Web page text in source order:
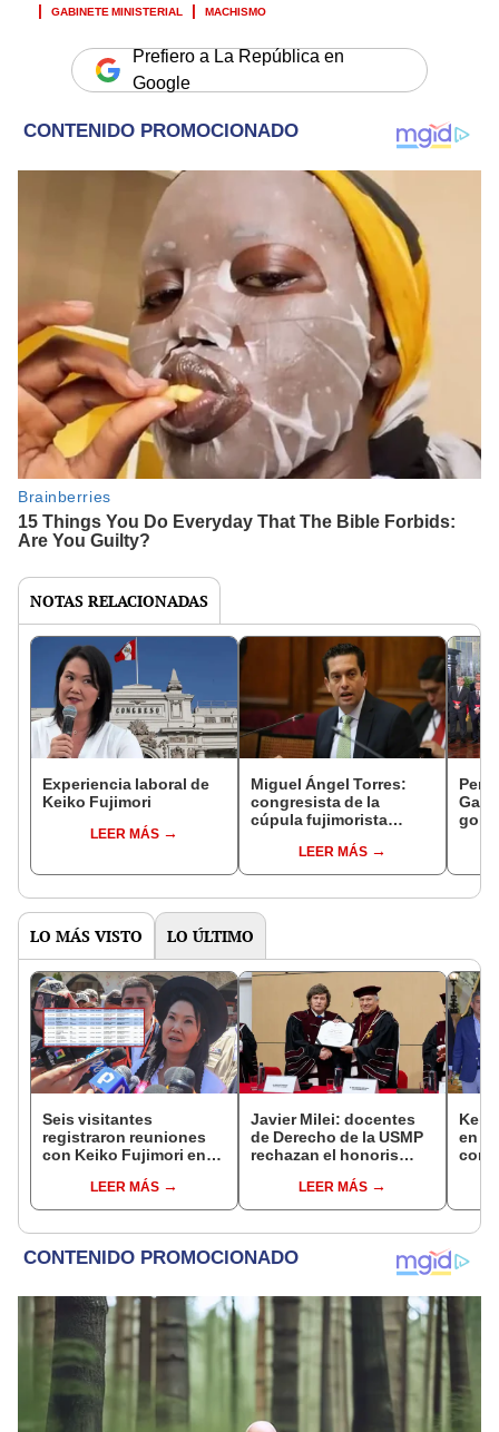
GABINETE MINISTERIAL
MACHISMO
Prefiero a La República en
Google
NOTAS RELACIONADAS
Experiencia laboral de
Keiko Fujimori
LEER MÁS
Miguel Ángel Torres:
congresista de la
cúpula fujimorista
del SenadoLEER MÁS
LO MÁS VISTO LO ÚLTIMO
Seis visitantes
registraron reuniones
con Keiko Fujimori en
presidenta se
encontraba en Junín
LEER MÁS
Javier Milei: docentes
de Derecho de la USMP
rechazan el honoris
presidente de Argentina
LEER MÁS
en
con